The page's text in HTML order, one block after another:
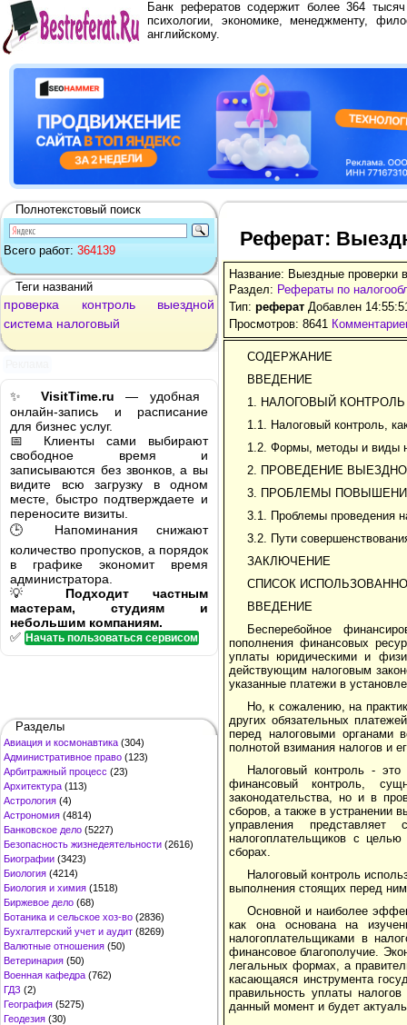
Банк рефератов содержит более 364
психологии, экономике, менеджменту,
английскому.
Полнотекстовый поиск
Всего работ: 364139
Теги названий
проверка контроль
выездной
система налоговый
✨ VisitTime.ru — удобная
онлайн-запись и расписание
для бизнес услуг.
📅 Клиенты сами выбирают
свободное время и
записываются без звонков, а вы
видите всю загрузку в одном
месте, быстро подтверждаете и
переносите визиты.
🕒 Напоминания снижают
количество пропусков, а порядок
в графике экономит время
администратора.
💡 Подходит частным
мастерам, студиям и
небольшим компаниям.
✅ Начать пользоваться сервисом
Разделы
Авиация и космонавтика (304)
Административное право (123)
Арбитражный процесс (23)
Архитектура (113)
Астрология (4)
Астрономия (4814)
Банковское дело (5227)
Безопасность жизнедеятельности (2616)
Биографии (3423)
Биология (4214)
Биология и химия (1518)
Биржевое дело (68)
Ботаника и сельское хоз-во (2836)
Бухгалтерский учет и аудит (8269)
Валютные отношения (50)
Ветеринария (50)
Военная кафедра (762)
ГДЗ (2)
География (5275)
Геодезия (30)
Реферат:
Название: Выездные проверки
Раздел: Рефераты по
Тип: реферат Добавлен
Просмотров: 8641
СОДЕРЖАНИЕ
ВВЕДЕНИЕ
1. НАЛОГОВЫЙ
1.1. Налоговый контроль,
1.2. Формы, методы и виды
2. ПРОВЕДЕНИЕ
3. ПРОБЛЕМЫ
3.1. Проблемы проведения
3.2. Пути
ЗАКЛЮЧЕНИЕ
СПИСОК
ВВЕДЕНИЕ
Бесперебойное
пополнения финансовых
уплаты юридическими и
действующим налоговым
указанные платежи в
Но, к сожалению, на
других обязательных
перед налоговыми органами
полнотой взимания налогов и
Налоговый контроль - это
финансовый контроль,
законодательства, но и в
сборов, а также в устранении
управления представляет
налогоплательщиков с целью
сборах.
Налоговый контроль
выполнения стоящих перед
Основной и наиболее
как она основана на
налогоплательщиками в
финансовое благополучие.
легальных формах, а
касающаяся инструмента
правильность уплаты
данный момент и будет